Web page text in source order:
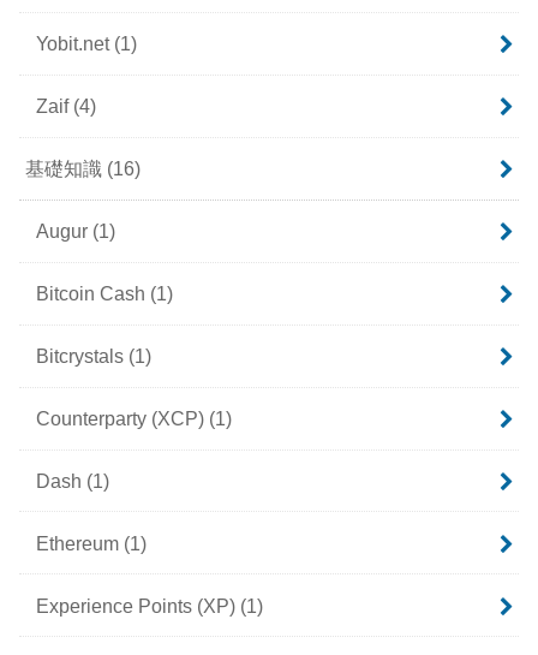
Yobit.net (1)
Zaif (4)
基礎知識 (16)
Augur (1)
Bitcoin Cash (1)
Bitcrystals (1)
Counterparty (XCP) (1)
Dash (1)
Ethereum (1)
Experience Points (XP) (1)